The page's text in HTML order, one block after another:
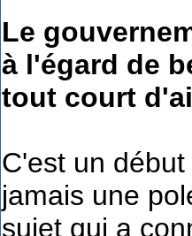
Le
à l'égard de
tout court
C'est un
jamais une
sujet qui a